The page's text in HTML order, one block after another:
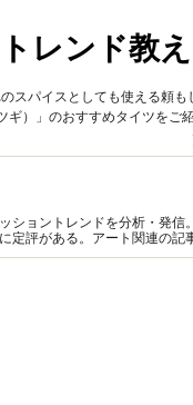
レンド教え
スパイスとしても使える頼も
）」のおすすめタイツをご紹
ョントレンドを分析・発信
定評がある。アート関連の記